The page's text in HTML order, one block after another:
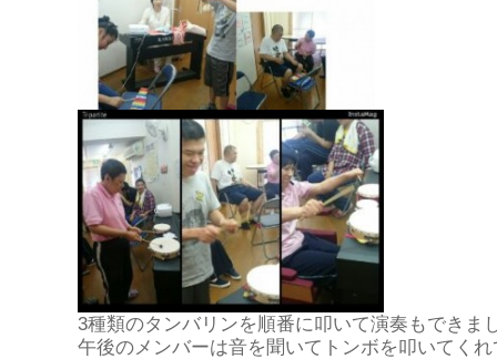
3種類のタンバリンを順番に叩いて演奏もできま
午後のメンバーは音を聞いてトンボを叩いてく